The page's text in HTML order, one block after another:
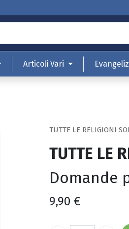
Articoli Vari
TUTTE LE RELIGIONI
TUTTE LE
Domande
9,90 €